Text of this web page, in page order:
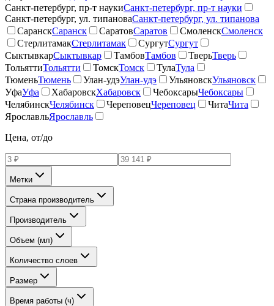
Санкт-петербург, пр-т наукиСанкт-петербург, пр-т науки
Санкт-петербург, ул. типановаСанкт-петербург, ул. типанова
СаранскСаранск СаратовСаратов СмоленскСмоленск
СтерлитамакСтерлитамак СургутСургут
СыктывкарСыктывкар ТамбовТамбов ТверьТверь
ТольяттиТольятти ТомскТомск ТулаТула
ТюменьТюмень Улан-удэУлан-удэ УльяновскУльяновск
УфаУфа ХабаровскХабаровск ЧебоксарыЧебоксары
ЧелябинскЧелябинск ЧереповецЧереповец ЧитаЧита
ЯрославльЯрославль
Цена, от/до
Метки
Страна производитель
Производитель
Объем (мл)
Количество слоев
Размер
Время работы (ч)